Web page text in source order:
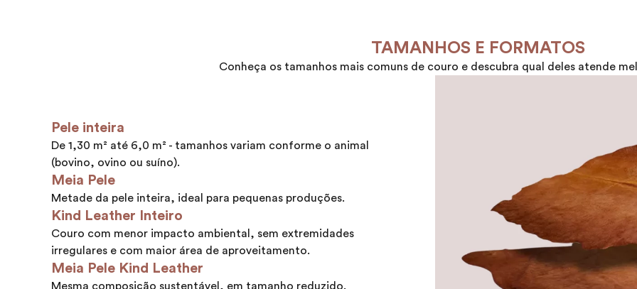
TAMANHOS E FORMATOS
Conheça os tamanhos mais comuns de couro e descubra qual deles atende
Pele inteira
De 1,30 m² até 6,0 m² - tamanhos variam conforme o animal
(bovino, ovino ou suíno).
Meia Pele
Metade da pele inteira, ideal para pequenas produções.
Kind Leather Inteiro
Couro com menor impacto ambiental, sem extremidades
irregulares e com maior área de aproveitamento.
Meia Pele Kind Leather
Mesma composição sustentável, em tamanho reduzido.